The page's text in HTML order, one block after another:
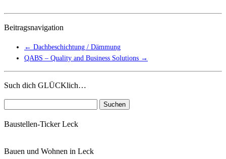
Beitragsnavigation
← Dachbeschichtung / Dämmung
QABS – Quality and Business Solutions →
Such dich GLÜCKlich…
Baustellen-Ticker Leck
Bauen und Wohnen in Leck